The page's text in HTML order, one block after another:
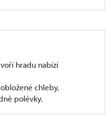
hradu nabízí
chleby,
polévky.